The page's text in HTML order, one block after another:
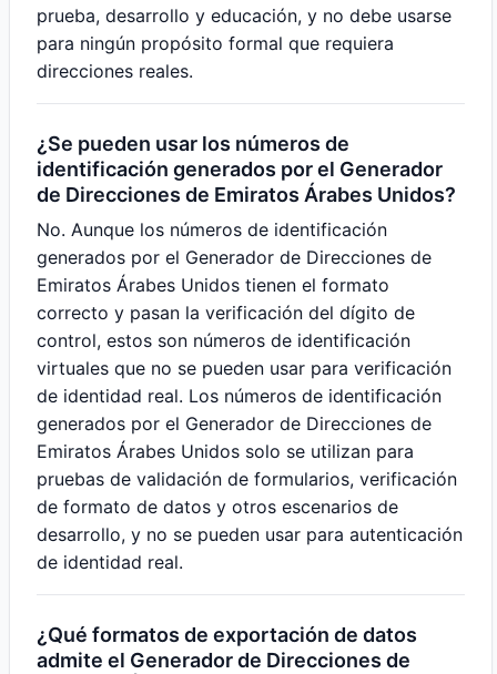
prueba, desarrollo y educación, y no debe usarse
para ningún propósito formal que requiera
direcciones reales.
¿Se pueden usar los números de
identificación generados por el Generador
de Direcciones de Emiratos Árabes Unidos?
No. Aunque los números de identificación
generados por el Generador de Direcciones de
Emiratos Árabes Unidos tienen el formato
correcto y pasan la verificación del dígito de
control, estos son números de identificación
virtuales que no se pueden usar para verificación
de identidad real. Los números de identificación
generados por el Generador de Direcciones de
Emiratos Árabes Unidos solo se utilizan para
pruebas de validación de formularios, verificación
de formato de datos y otros escenarios de
desarrollo, y no se pueden usar para autenticación
de identidad real.
¿Qué formatos de exportación de datos
admite el Generador de Direcciones de